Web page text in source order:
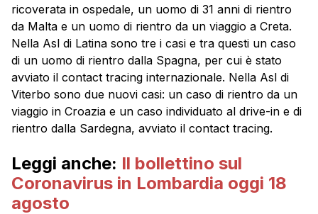
ricoverata in ospedale, un uomo di 31 anni di rientro
da Malta e un uomo di rientro da un viaggio a Creta.
Nella Asl di Latina sono tre i casi e tra questi un caso
di un uomo di rientro dalla Spagna, per cui è stato
avviato il contact tracing internazionale. Nella Asl di
Viterbo sono due nuovi casi: un caso di rientro da un
viaggio in Croazia e un caso individuato al drive-in e di
rientro dalla Sardegna, avviato il contact tracing.
Leggi anche: Il bollettino sul
Coronavirus in Lombardia oggi 18
agosto